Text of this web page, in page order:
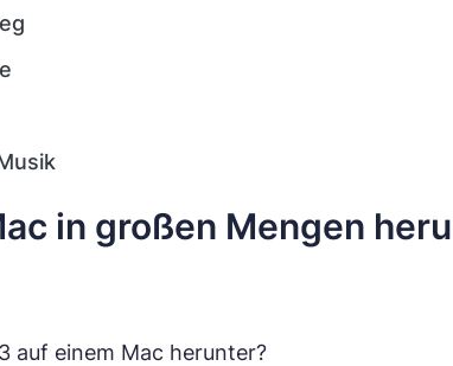
in großen Mengen
auf einem Mac herunter?